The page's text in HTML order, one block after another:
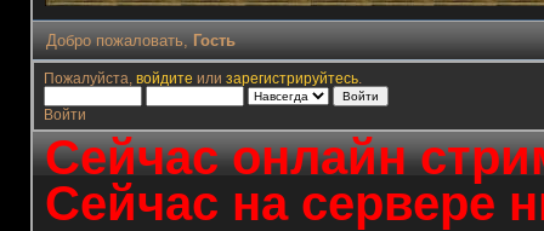
Добро пожаловать, Гость
Пожалуйста, войдите или зарегистрируйтесь.
Войти
Сейчас онлайн
Сейчас на сервере